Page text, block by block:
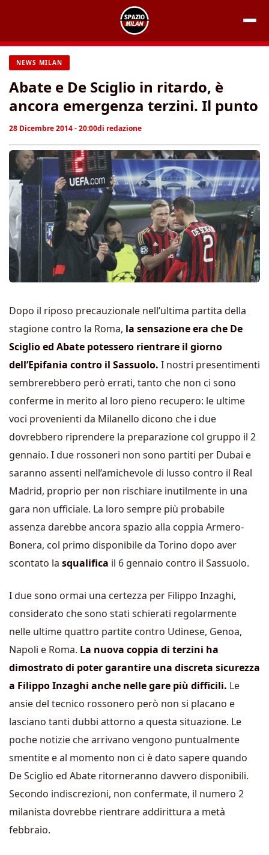
contenuto
NEWS MILAN
Abate e De Sciglio in ritardo, è
ancora emergenza terzini. Il punto
28 Dicembre 2014 - 20:00di redazione
Dopo il riposo precauzionale nell’ultima partita della
stagione contro la Roma, la sensazione era che De
Sciglio ed Abate potessero rientrare il giorno
dell’Epifania contro il Sassuolo. I nostri presentimenti
sembrerebbero però errati, tanto che non ci sono
conferme in merito al loro pieno recupero: le ultime
voci provenienti da Milanello dicono che i due
dovrebbero riprendere la preparazione col gruppo il 2
gennaio. I due rossoneri non sono partiti per Dubai e
saranno assenti nell’amichevole di lusso contro il Real
Madrid, proprio per non rischiare inutilmente in una
gara non ufficiale. La loro sempre più probabile
assenza darebbe ancora spazio alla coppia Armero-
Bonera, col primo disponibile da Torino dopo aver
scontato la squalifica il 6 gennaio contro il Sassuolo.
I due sono ormai una certezza per Filippo Inzaghi,
considerato che sono stati schierati regolarmente
nelle ultime quattro partite contro Udinese, Genoa,
Napoli e Roma. La nuova coppia di terzini ha
dimostrato di poter garantire una discreta sicurezza
a Filippo Inzaghi anche nelle gare più difficili. Le
ansie del tecnico rossonero però non si placano e
lasciano tanti dubbi attorno a questa situazione. Le
poche notizie che arrivano vengono puntualmente
smentite e al momento non ci è dato sapere quando
De Sciglio ed Abate ritorneranno davvero disponibili.
Secondo indiscrezioni, non confermate, il numero 2
milanista dovrebbe rientrare addirittura a metà
febbraio.